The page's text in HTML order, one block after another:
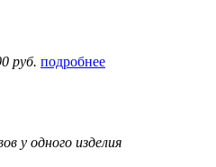
руб. подробнее
у одного изделия